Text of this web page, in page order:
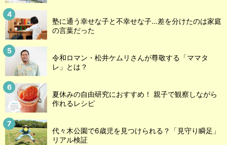
塾に通う幸せな子と不幸せな子…差を分けたのは家庭
の言葉だった
令和ロマン・松井ケムリさんが尊敬する「ママタ
レ」とは？
夏休みの自由研究におすすめ！ 親子で観察しながら
作れるレシピ
代々木公園で6歳児を見つけられる？「見守り瞬足」
リアル検証